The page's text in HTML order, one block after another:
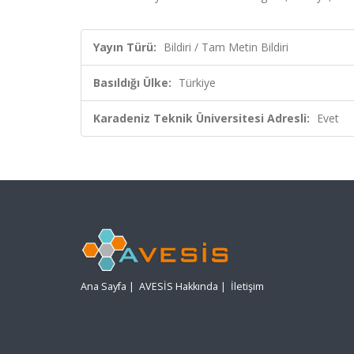
Yayın Türü: Bildiri / Tam Metin Bildiri
Basıldığı Ülke: Türkiye
Karadeniz Teknik Üniversitesi Adresli: Evet
Ana Sayfa | AVESİS Hakkında | İletişim